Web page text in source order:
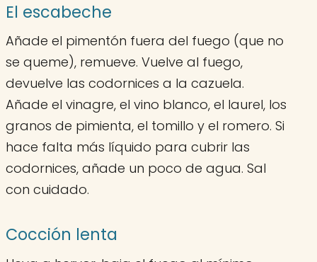
El escabeche
Añade el pimentón fuera del fuego (que no
se queme), remueve. Vuelve al fuego,
devuelve las codornices a la cazuela.
Añade el vinagre, el vino blanco, el laurel, los
granos de pimienta, el tomillo y el romero. Si
hace falta más líquido para cubrir las
codornices, añade un poco de agua. Sal
con cuidado.
Cocción lenta